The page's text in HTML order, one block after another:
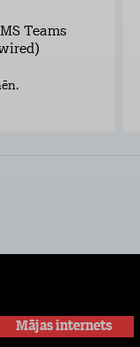
Teams
Mājas internets